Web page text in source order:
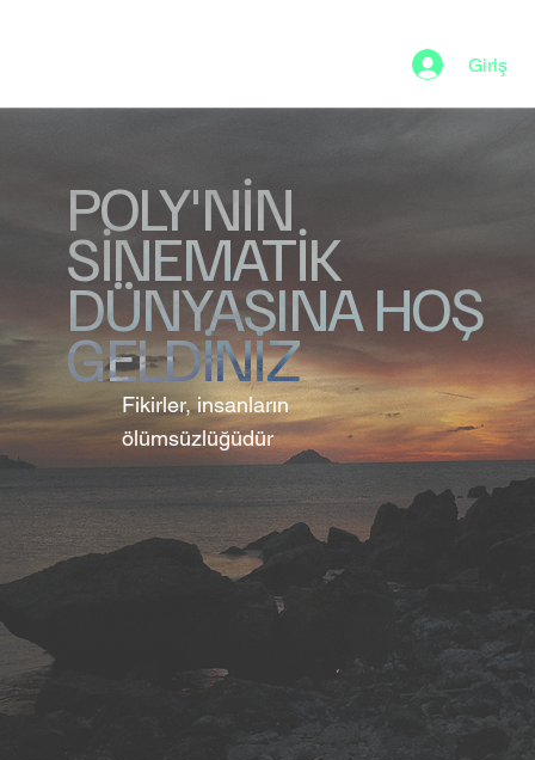
Giriş
POLY'NİN
SİNEMATİK
DÜNYASINA HOŞ
GELDİNİZ
Fikirler, insanların
ölümsüzlüğüdür